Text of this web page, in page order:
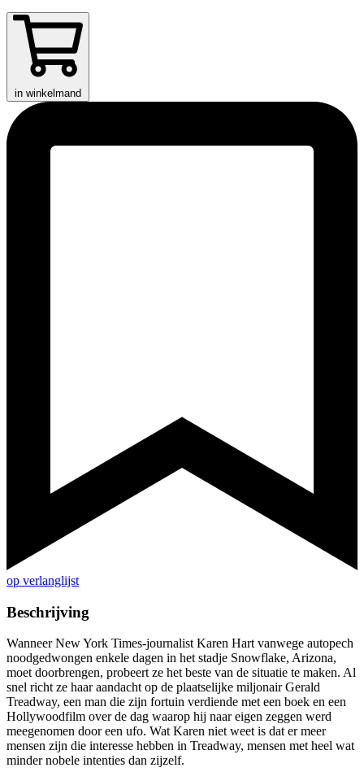
in winkelmand
op verlanglijst
Beschrijving
Wanneer New York Times-journalist Karen Hart vanwege autopech
noodgedwongen enkele dagen in het stadje Snowflake, Arizona,
moet doorbrengen, probeert ze het beste van de situatie te maken. Al
snel richt ze haar aandacht op de plaatselijke miljonair Gerald
Treadway, een man die zijn fortuin verdiende met een boek en een
Hollywoodfilm over de dag waarop hij naar eigen zeggen werd
meegenomen door een ufo. Wat Karen niet weet is dat er meer
mensen zijn die interesse hebben in Treadway, mensen met heel wat
minder nobele intenties dan zijzelf.